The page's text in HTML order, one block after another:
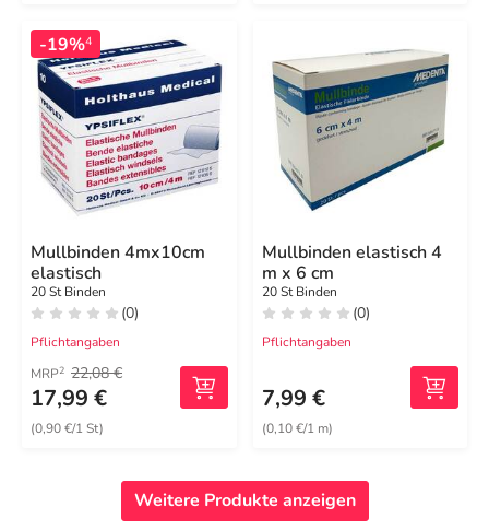
-19%4
Mullbinden 4mx10cm
elastisch
20 St Binden
(0)
Pflichtangaben
MRP2 22,08 €
17,99 €
(0,90 €/1 St)
Mullbinden elastisch 4
m x 6 cm
20 St Binden
(0)
Pflichtangaben
7,99 €
(0,10 €/1 m)
Weitere Produkte anzeigen